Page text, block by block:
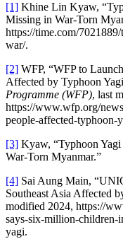
[1] Khine Lin Kyaw,
Missing in War-Torn
https://time.com/
war/.
[2] WFP, “WFP to
Affected by Typhoon
Programme (WFP), last
https://www.wfp.org/
people-affected-typhoon-
[3] Kyaw, “Typhoon
War-Torn Myanmar.”
[4] Sai Aung Main,
Southeast Asia Affected
modified 2024, https://
says-six-million-children-
yagi.